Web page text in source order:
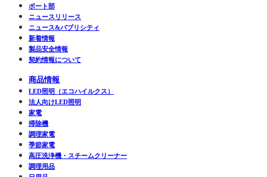
ボート部
ニュースリリース
ニュース&パブリシティ
新着情報
製品安全情報
契約情報について
商品情報
LED照明（エコハイルクス）
法人向けLED照明
家電
掃除機
調理家電
季節家電
高圧洗浄機・スチームクリーナー
調理用品